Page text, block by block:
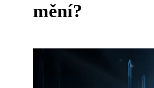
mění?